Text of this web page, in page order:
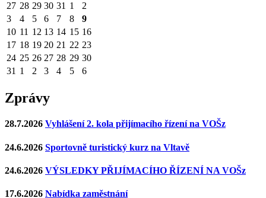
27 28 29 30 31 1
2
3
4 5 6 7 8
9
10 11 12 13 14 15 16
17 18 19 20 21 22 23
24 25 26 27 28 29 30
31 1 2 3 4 5 6
Zprávy
28.7.2026 Vyhlášení 2. kola přijímacího řízení na VOŠz
24.6.2026 Sportovně turistický kurz na Vltavě
24.6.2026 VÝSLEDKY PŘIJÍMACÍHO ŘÍZENÍ NA VOŠz
17.6.2026 Nabídka zaměstnání